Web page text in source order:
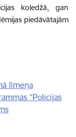
koledžā, gan
piedāvātajām